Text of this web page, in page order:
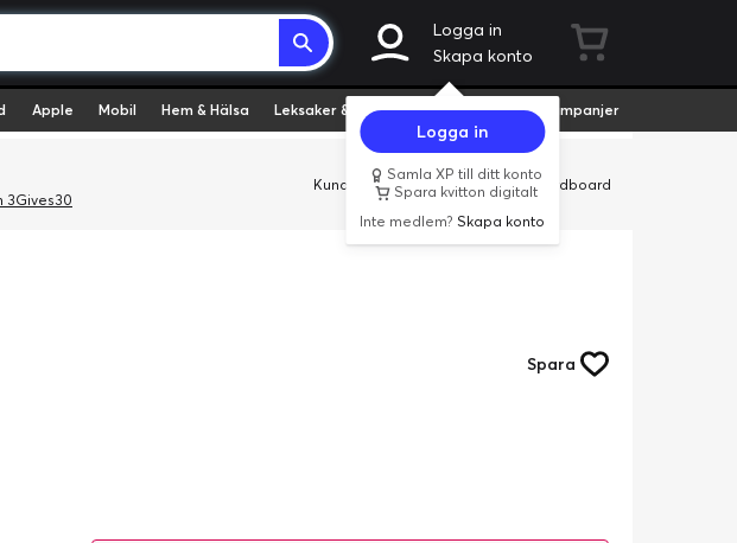
Logga in
Skapa konto
Logga in
Samla XP till ditt konto
Spara kvitton digitalt
Inte medlem?Skapa konto
Apple Mobil Hem & Hälsa Leksaker & Hobby Fyndvaror Kampanjer
3Gives30
Kundservice Butiker Företag Cardboard
Spara